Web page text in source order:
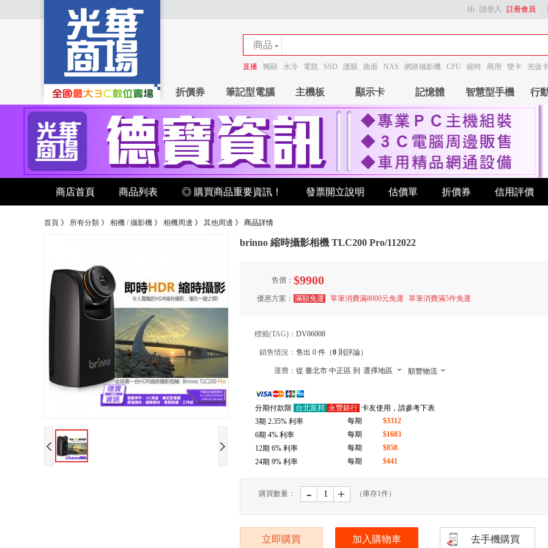
Hi 請登入 註冊會員
商品
商店
直播 獨顯 水冷 電競 SSD 護眼 曲面 NAS 網路攝影機 CPU 縮時 商用 雙卡 充值
折價券 筆記型電腦 主機板 顯示卡 記憶體 智慧型手機 行
商店首頁 商品列表 ◎ 購買商品重要資訊！ 發票開立說明 估價單 折價券 信用評價
首頁 》 所有分類 》 相機 / 攝影機 》 相機周邊 》 其他周邊 》 商品詳情
brinno 縮時攝影相機 TLC200 Pro/112022
售價： $9900
優惠方案： 滿額免運 單筆消費滿8000元免運 單筆消費滿5件免運
標籤(TAG)： DV06008
銷售情況： 售出 0 件（0 則評論）
運費： 從 臺北市 中正區 到 選擇地區 順豐物流
郵局
分期付款限 台北富邦 永豐銀行 卡友使用，請參考下表
3期 2.35% 利率 每期
$3312
6期 4% 利率 每期
$1683
12期 6% 利率 每期
$858
24期 9% 利率 每期 $441
購買數量： - ﹢ （庫存1件）
立即購買 加入購物車 去手機購買